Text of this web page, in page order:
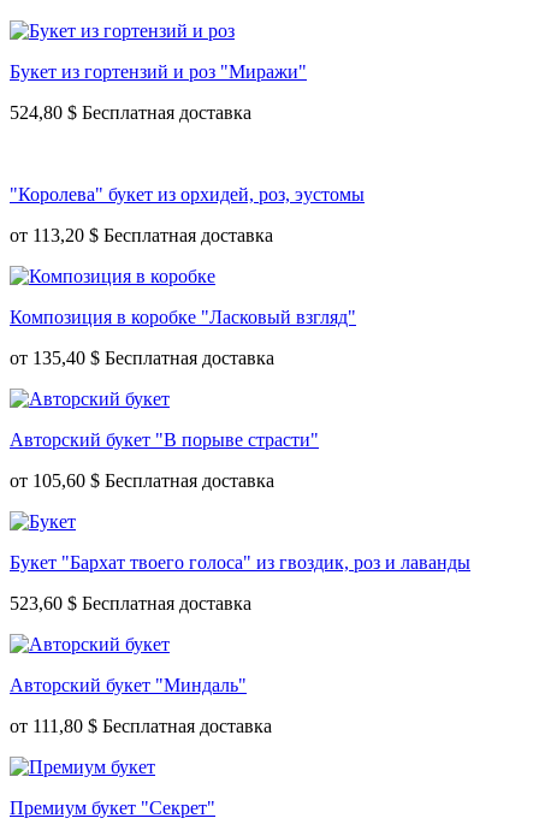
Букет из гортензий и роз "Миражи"
524,80 $
"Королева" букет из орхидей, роз, эустомы
от 113,20 $
Композиция в коробке "Ласковый взгляд"
от 135,40 $
Авторский букет "В порыве страсти"
от 105,60 $
Букет "Бархат твоего голоса" из гвоздик, роз и лаванды
523,60 $
Авторский букет "Миндаль"
от 111,80 $
Премиум букет "Секрет"